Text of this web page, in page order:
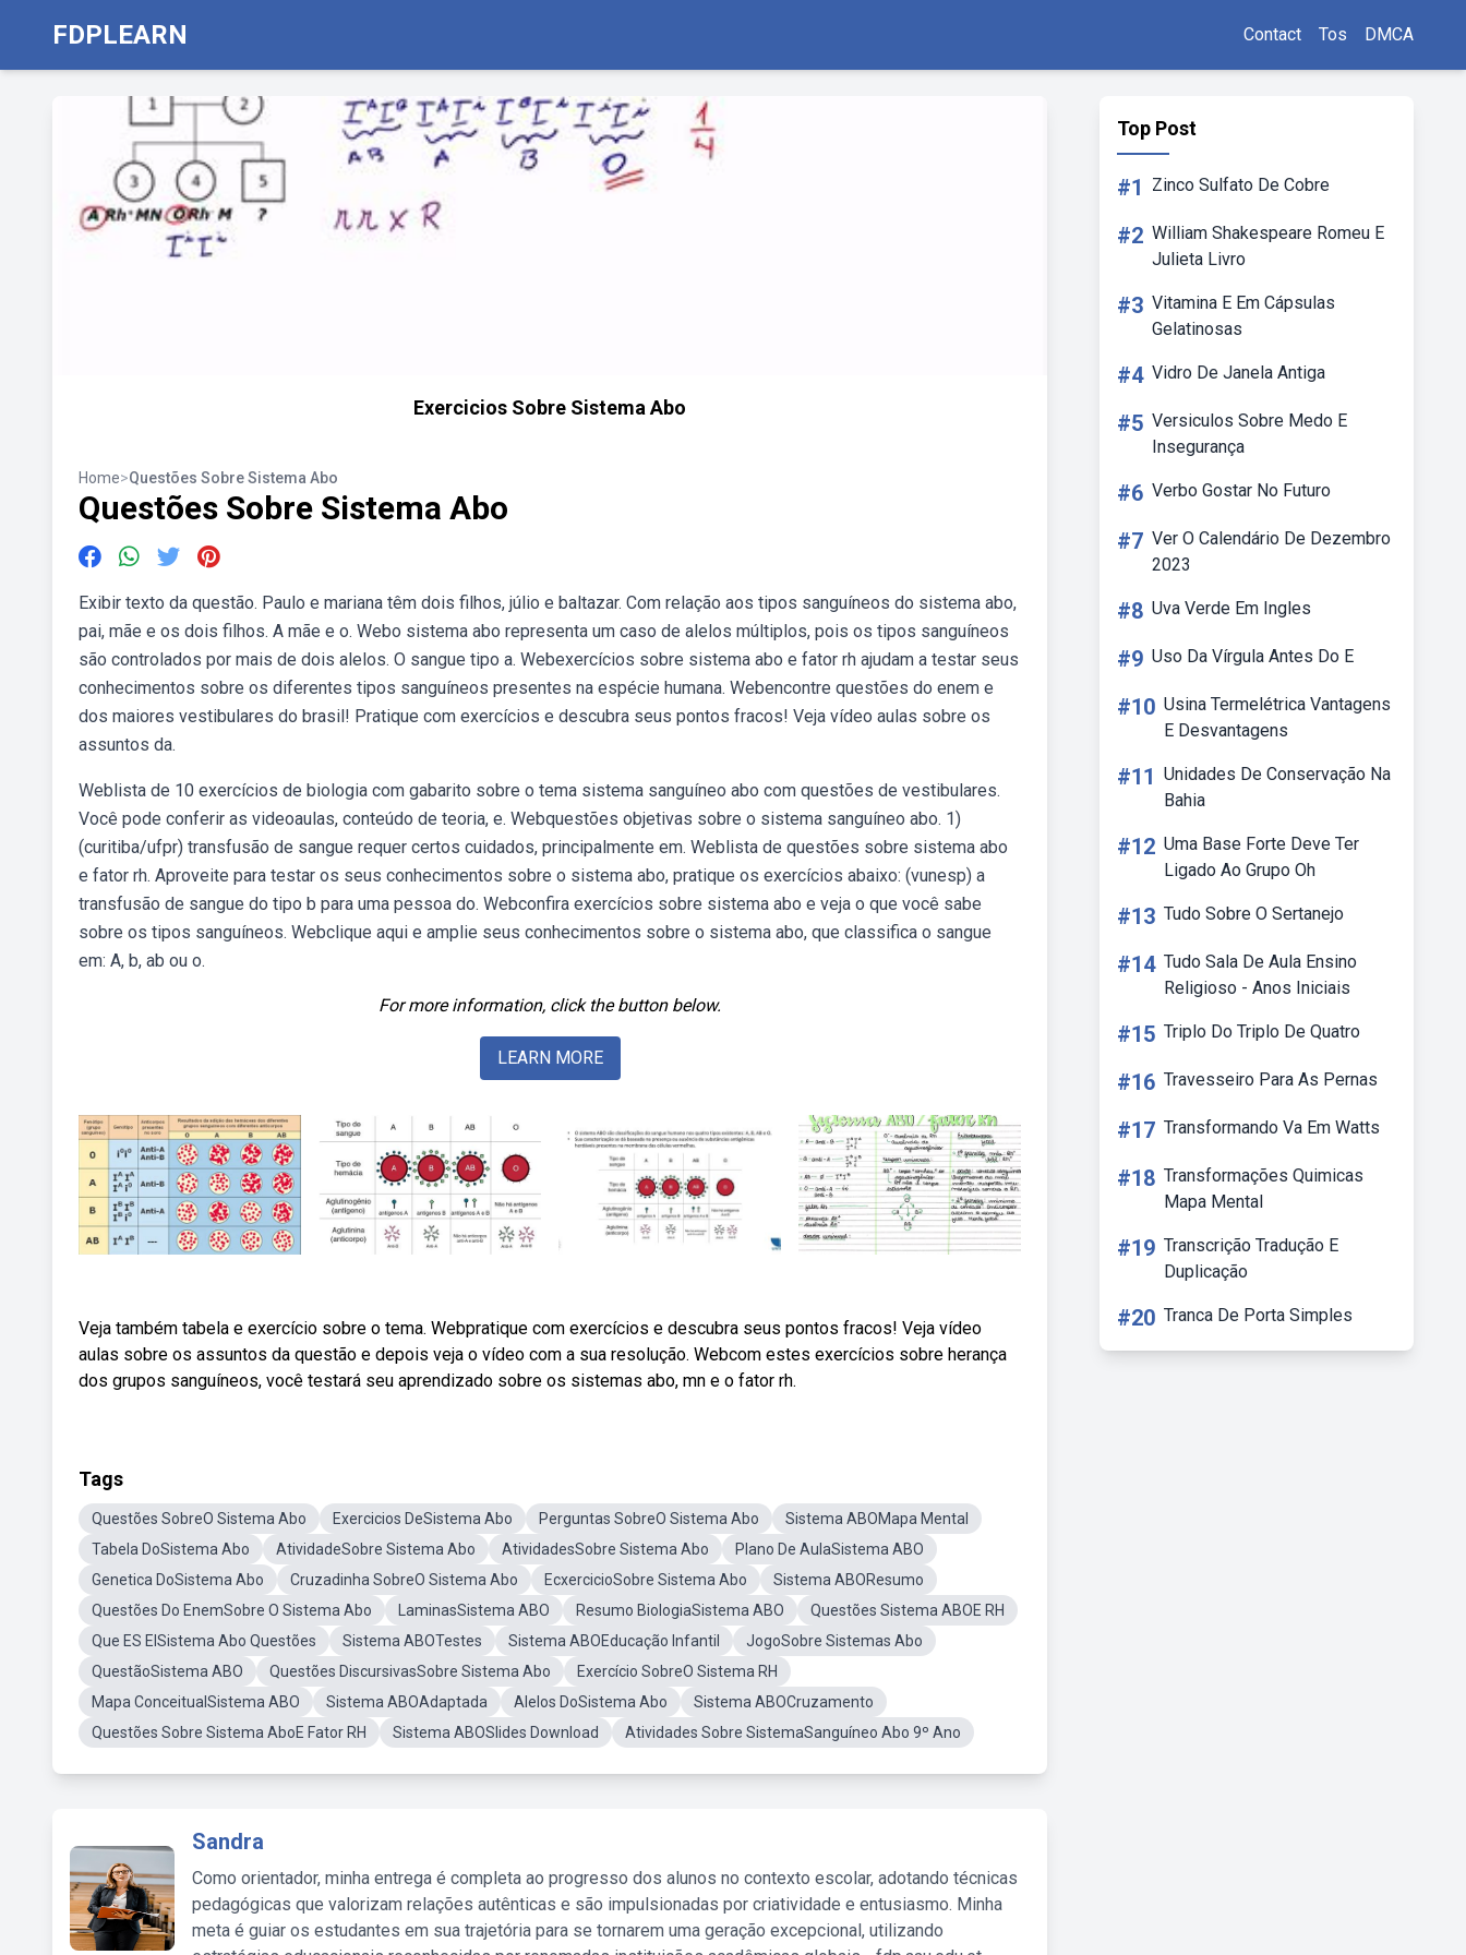
FDPLEARN Contact Tos DMCA
Exercicios Sobre Sistema Abo
Home>Questões Sobre Sistema Abo
Questões Sobre Sistema Abo
Exibir texto da questão. Paulo e mariana têm dois filhos, júlio e baltazar. Com relação aos tipos sanguíneos do sistema abo,
pai, mãe e os dois filhos. A mãe e o. Webo sistema abo representa um caso de alelos múltiplos, pois os tipos sanguíneos
são controlados por mais de dois alelos. O sangue tipo a. Webexercícios sobre sistema abo e fator rh ajudam a testar seus
conhecimentos sobre os diferentes tipos sanguíneos presentes na espécie humana. Webencontre questões do enem e
dos maiores vestibulares do brasil! Pratique com exercícios e descubra seus pontos fracos! Veja vídeo aulas sobre os
assuntos da.
Weblista de 10 exercícios de biologia com gabarito sobre o tema sistema sanguíneo abo com questões de vestibulares.
Você pode conferir as videoaulas, conteúdo de teoria, e. Webquestões objetivas sobre o sistema sanguíneo abo. 1)
(curitiba/ufpr) transfusão de sangue requer certos cuidados, principalmente em. Weblista de questões sobre sistema abo
e fator rh. Aproveite para testar os seus conhecimentos sobre o sistema abo, pratique os exercícios abaixo: (vunesp) a
transfusão de sangue do tipo b para uma pessoa do. Webconfira exercícios sobre sistema abo e veja o que você sabe
sobre os tipos sanguíneos. Webclique aqui e amplie seus conhecimentos sobre o sistema abo, que classifica o sangue
em: A, b, ab ou o.
For more information, click the button below.
LEARN MORE
Veja também tabela e exercício sobre o tema. Webpratique com exercícios e descubra seus pontos fracos! Veja vídeo
aulas sobre os assuntos da questão e depois veja o vídeo com a sua resolução. Webcom estes exercícios sobre herança
dos grupos sanguíneos, você testará seu aprendizado sobre os sistemas abo, mn e o fator rh.
Tags
Questões SobreO Sistema Abo Exercicios DeSistema Abo Perguntas SobreO Sistema Abo
Sistema ABOMapa Mental
Tabela DoSistema Abo
AtividadeSobre Sistema Abo AtividadesSobre Sistema Abo
Plano De AulaSistema ABO
Genetica DoSistema Abo
Cruzadinha SobreO Sistema Abo EcxercicioSobre Sistema Abo
Sistema ABOResumo
Questões Do EnemSobre O Sistema Abo
LaminasSistema ABO Resumo BiologiaSistema ABO
Questões Sistema ABOE RH
Que ES ElSistema Abo Questões
Sistema ABOTestes Sistema ABOEducação Infantil
JogoSobre Sistemas Abo
QuestãoSistema ABO
Questões DiscursivasSobre Sistema Abo
Exercício SobreO Sistema RH
Mapa ConceitualSistema ABO
Sistema ABOAdaptada Alelos DoSistema Abo
Sistema ABOCruzamento
Questões Sobre Sistema AboE Fator RH
Sistema ABOSlides Download Atividades Sobre SistemaSanguíneo Abo 9º Ano
Sandra
Como orientador, minha entrega é completa ao progresso dos alunos no contexto escolar, adotando técnicas
pedagógicas que valorizam relações autênticas e são impulsionadas por criatividade e entusiasmo. Minha
meta é guiar os estudantes em sua trajetória para se tornarem uma geração excepcional, utilizando
Top Post
#1 Zinco Sulfato De Cobre
#2 William Shakespeare Romeu E
Julieta Livro
#3 Vitamina E Em Cápsulas
Gelatinosas
#4 Vidro De Janela Antiga
#5 Versiculos Sobre Medo E
Insegurança
#6 Verbo Gostar No Futuro
#7 Ver O Calendário De Dezembro
2023
#8 Uva Verde Em Ingles
#9 Uso Da Vírgula Antes Do E
#10 Usina Termelétrica Vantagens
E Desvantagens
#11 Unidades De Conservação Na
Bahia
#12 Uma Base Forte Deve Ter
Ligado Ao Grupo Oh
#13 Tudo Sobre O Sertanejo
#14 Tudo Sala De Aula Ensino
Religioso - Anos Iniciais
#15 Triplo Do Triplo De Quatro
#16 Travesseiro Para As Pernas
#17 Transformando Va Em Watts
#18 Transformações Quimicas
Mapa Mental
#19 Transcrição Tradução E
Duplicação
#20 Tranca De Porta Simples